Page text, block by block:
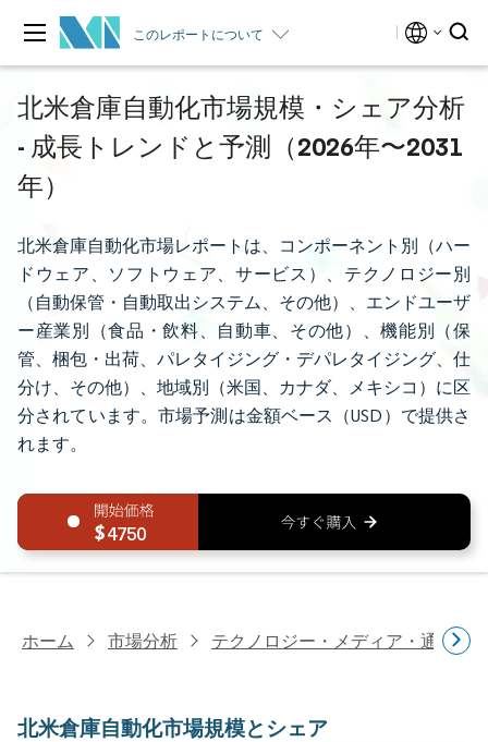
このレポートについて
北米倉庫自動化市場規模・シェア分析
- 成長トレンドと予測（2026年〜2031
年）
北米倉庫自動化市場レポートは、コンポーネント別（ハー
ドウェア、ソフトウェア、サービス）、テクノロジー別
（自動保管・自動取出システム、その他）、エンドユーザ
ー産業別（食品・飲料、自動車、その他）、機能別（保
管、梱包・出荷、パレタイジング・デパレタイジング、仕
分け、その他）、地域別（米国、カナダ、メキシコ）に区
分されています。市場予測は金額ベース（USD）で提供さ
れます。
4750
ホーム 市場分析 テクノロジー・メディア・通信研
北米倉庫自動化市場規模とシェア